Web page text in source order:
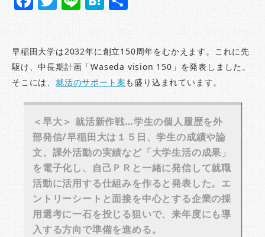
e
b
o
o
k
te
r
n
a
早稲田大学は2032年に創立150周年をむかえます。これに先
駆け、中長期計画「Waseda vision 150」を発表しました。
そこには、 就活のサポート案も盛り込まれています。
＜早大＞ 就活新作戦…学生の個人履歴を外
部発信/早稲田大は１５日、学生の成績や論
文、課外活動の実績など「大学生活の成果」
を電子化し、自己ＰＲと一緒に発信して就職
活動に活用する仕組みを作ると発表した。エ
ントリーシートと面接を中心とする企業の採
用選考に一石を投じる狙いで、来年度にも導
入する方向で準備を進める。